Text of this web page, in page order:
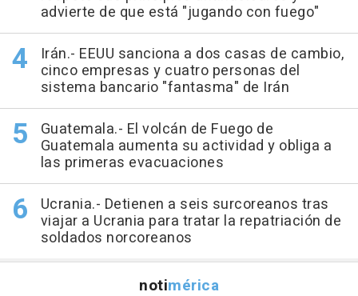
advierte de que está "jugando con fuego"
Irán.- EEUU sanciona a dos casas de cambio,
cinco empresas y cuatro personas del
sistema bancario "fantasma" de Irán
Guatemala.- El volcán de Fuego de
Guatemala aumenta su actividad y obliga a
las primeras evacuaciones
Ucrania.- Detienen a seis surcoreanos tras
viajar a Ucrania para tratar la repatriación de
soldados norcoreanos
notimérica